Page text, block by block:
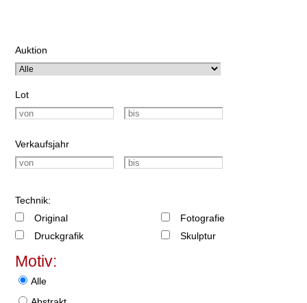
Auktion
Lot
Verkaufsjahr
Technik:
Original
Druckgrafik
Fotografie
Skulptur
Motiv:
Alle